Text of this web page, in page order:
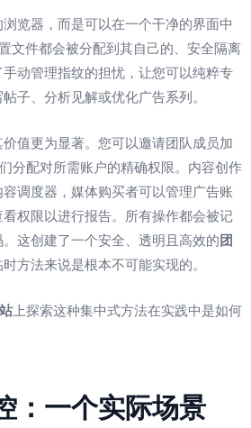
览器，而是可以在一个干净的界面中
文件都会被分配到其自己的、安全隔离
动管理指纹的担忧，让您可以纯粹专
子、分析见解或优化广告系列。
值更为显著。您可以邀请团队成员加
分配对所需账户的精确权限。内容创作
调度器，媒体购买者可以管理广告账
权限以进行报告。所有操作都会被记
这创建了一个安全、透明且高效的 团
方法来说是根本不可能实现的。
上探索这种集中式方法在实践中是如何
：一个实际场景